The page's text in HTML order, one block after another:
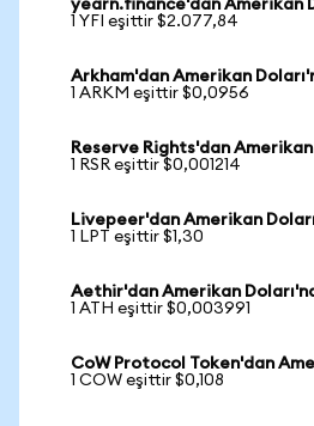
yearn.finance'dan Amerikan
1 YFI eşittir $2.077,84
Arkham'dan Amerikan
1 ARKM eşittir $0,0956
Reserve Rights'dan
1 RSR eşittir $0,001214
Livepeer'dan Amerikan
1 LPT eşittir $1,30
Aethir'dan Amerikan
1 ATH eşittir $0,003991
CoW Protocol Token'dan
1 COW eşittir $0,108